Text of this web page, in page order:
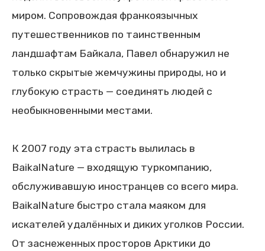
миром. Сопровождая франкоязычных
путешественников по таинственным
ландшафтам Байкала, Павел обнаружил не
только скрытые жемчужины природы, но и
глубокую страсть — соединять людей с
необыкновенными местами.
К 2007 году эта страсть вылилась в
BaikalNature — входящую туркомпанию,
обслуживавшую иностранцев со всего мира.
BaikalNature быстро стала маяком для
искателей удалённых и диких уголков России.
От заснеженных просторов Арктики до